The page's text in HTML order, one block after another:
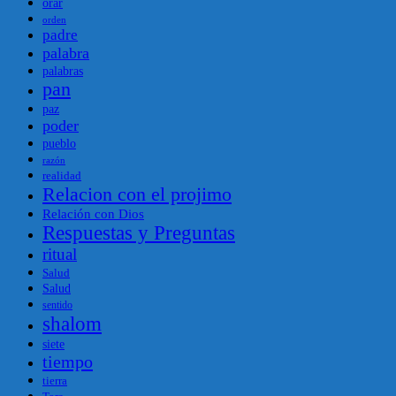
orar
orden
padre
palabra
palabras
pan
paz
poder
pueblo
razón
realidad
Relacion con el projimo
Relación con Dios
Respuestas y Preguntas
ritual
Salud
Salud
sentido
shalom
siete
tiempo
tierra